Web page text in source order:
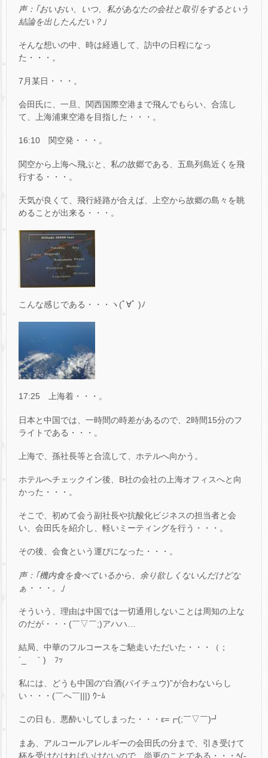
声：｢おいおい、いつ、私があなたの会社と取引をするという
結論を出したんだい？｣
そんな想いの中、時は経過して、訪中の日程になっ
た・・・。
7月某日・・・。
会田氏に、一旦、関西国際空港まで飛んでもらい、合流し
て、上海浦東空港を目指した・・・。
16:10 関空発・・・。
関空から上海へ飛ぶと、私の故郷である、五島列島近くを飛
行する・・・。
天気が良くて、飛行経路が合えば、上空から故郷の島々を眺
めることが出来る・・・。
こんな感じである・・・ヽ(ﾟ∀ﾟ )ﾉ
17:25 上海着・・・。
日本と中国では、一時間の時差があるので、2時間15分のフ
ライトである・・・。
上海で、孫社長等と合流して、ホテルへ向かう。
ホテルへチェックイン後、B社の会社の上海オフィスへと向
かった・・・。
そこで、初めて会う副社長や抗酸化ビジネスの担当者と会
い、会田氏を紹介し、軽いミーティングを行う・・・。
その後、会食という運びになった・・・。
声：｢機内食を食べているから、余り欲しくないんだけどな
ぁ・・・。｣
そういう、理由は中国では一切通用しないことは周知の上な
のだが・・・(￣▽￣;)アハハ…
結局、中華のフルコースをご馳走いただいた・・・（；
´_ゝ｀) ﾌｯ
私には、どうも中国の“白酒(パイチュウ)”が合わないらし
い・・・(￣へ￣|||) ｳｰﾑ
この日も、悪酔いしてしまった・・・ε=┏(;￣▽￣)┛
まあ、アルコールアレルギーの会田氏の分まで、引き受けて
杯を受けなければいけないので、尚更のことである・・・ﾍ(-